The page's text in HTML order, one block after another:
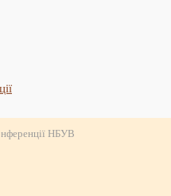
НБУВ